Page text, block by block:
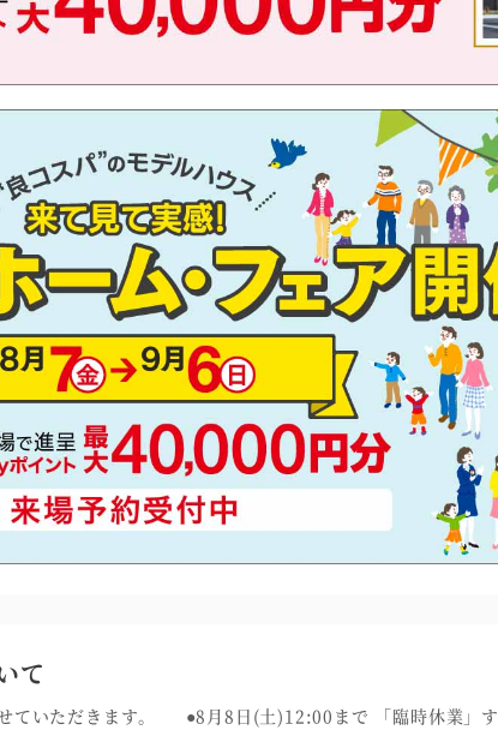
て
ていただきます。 ●8月8日(土)12:00まで 「臨時休業」